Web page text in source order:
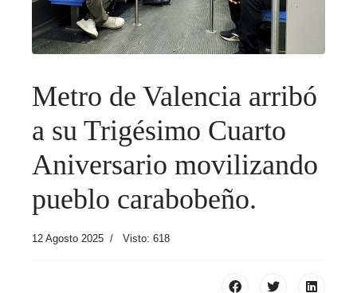
Metro de Valencia arribó
a su Trigésimo Cuarto
Aniversario movilizando
pueblo carabobeño.
12 Agosto 2025 Visto: 618